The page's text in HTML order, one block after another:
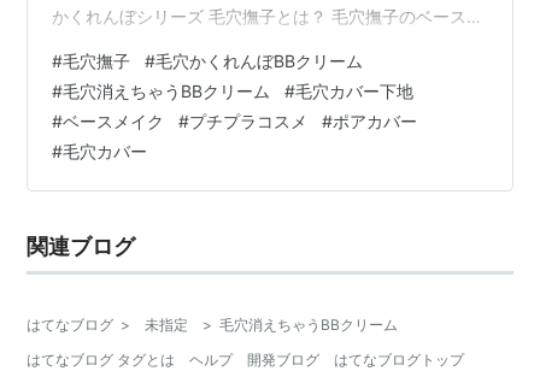
かくれんぼシリーズ 毛穴撫子とは？ 毛穴撫子のベースメ
くい！ 毛穴撫子はどこで買える？ イエベ・ブルベの色選
び パーソナルカラー別に選べる2種類 他メーカーとカラ
ー比較 毛穴カバーの効果 毛穴の開きは消える？ 毛穴落
ちビフォーアフター 口コミまとめ 毛穴撫子の毛穴かくれ
んぼシリーズ 毛穴撫子とは？ 【毛穴撫子とは？】・株式
#毛穴撫子 #毛穴かくれんぼBBクリーム
#毛穴消えちゃうBBクリーム #毛穴カバー下地
#ベースメイク #プチプラコスメ #ポアカバー
#毛穴カバー
関連ブログ
はてなブログ > 未指定 > 毛穴消えちゃうBBクリーム
はてなブログ タグとは
ヘルプ 開発ブログ はてなブログトップ